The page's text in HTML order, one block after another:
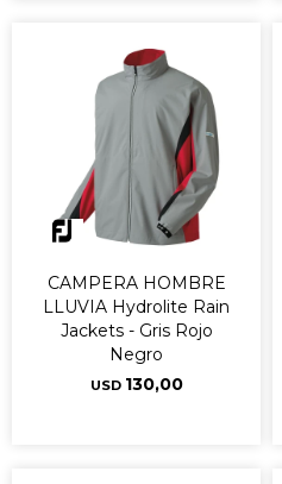
CAMPERA HOMBRE
LLUVIA Hydrolite Rain
Jackets - Gris Rojo
Negro
USD 130,00